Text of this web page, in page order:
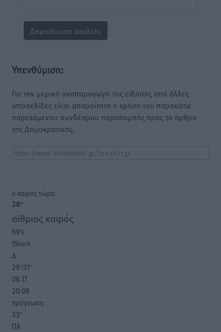
Υπενθύμιση:
Για την μερική αναπαραγωγή της είδησης από άλλες
ιστοσελίδες είναι απαραίτητη η χρήση του παρακάτω
παρεχόμενου συνδέσμου παραπομπής προς το άρθρο
της Δημοκρατικής.
o καιρός τώρα:
28°
αίθριος καιρός
59%
19km/h
Δ
29°/31°
06:17
20:08
πρόγνωση:
33°
ΠΑ